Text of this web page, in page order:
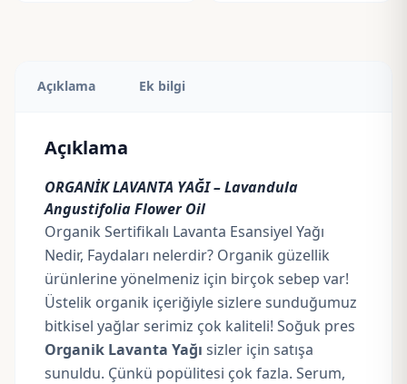
Açıklama Ek bilgi
Açıklama
ORGANİK LAVANTA YAĞI –Lavandula
Angustifolia Flower Oil
Organik Sertifikalı Lavanta Esansiyel Yağı
Nedir, Faydaları nelerdir? Organik güzellik
ürünlerine yönelmeniz için birçok sebep var!
Üstelik organik içeriğiyle sizlere sunduğumuz
bitkisel yağlar serimiz çok kaliteli! Soğuk pres
Organik Lavanta Yağı sizler için satışa
sunuldu. Çünkü popülitesi çok fazla. Serum,